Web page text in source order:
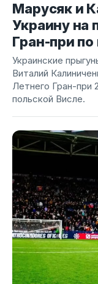
Марусяк и
Украину на
Гран-при
Украинские
Виталий
Летнего Гран-при
польской Висле.